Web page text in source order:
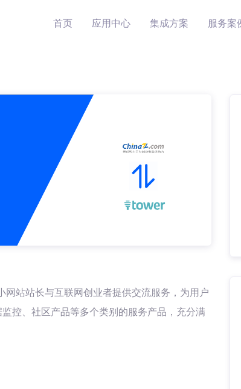
首页 应用中心 集成方案 服务案
站站长与互联网创业者提供交流服务，为用户
控、社区产品等多个类别的服务产品，充分满